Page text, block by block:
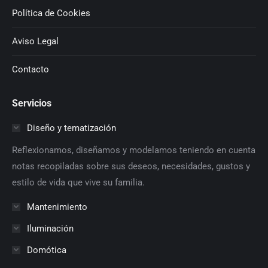
Política de Cookies
Aviso Legal
Contacto
Servicios
Diseño y tematización
Reflexionamos, diseñamos y modelamos teniendo en cuenta
notas recopiladas sobre sus deseos, necesidades, gustos y
estilo de vida que vive su familia.
Mantenimiento
Iluminación
Domótica